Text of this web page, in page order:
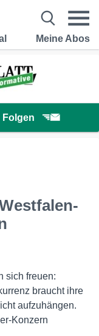
Meine Abos
Folgen
sich freuen:
braucht ihre
aufzuhängen.
Konzern